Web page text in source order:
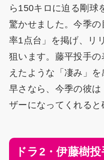
ら150キロに迫る剛球
驚かせました。今季
率1点台」を掲げ、リ
狙います。藤平投手
えたような「凄み」
早さなら、今季の彼
ザーになってくれると
ドラ2・伊藤樹